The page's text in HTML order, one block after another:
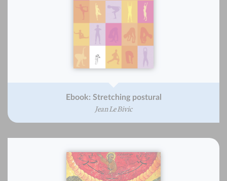
Ebook: Stretching postural
Jean Le Bivic